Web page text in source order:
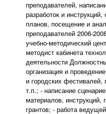
преподавателей,
разработок и
планов, посещение и
преподавателей 2006-
учебно-методический
методист кабинета
деятельности
организация и
и городских фестивалей,
т.п.; - написание
материалов, инструкций,
грантов; - работа